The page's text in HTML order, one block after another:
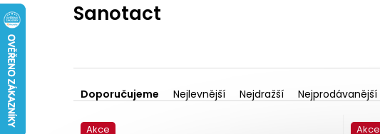
Sanotact
a
z
e
Doporučujeme Nejlevnější Nejdražší Nejprodávanější
V Akce
Akce